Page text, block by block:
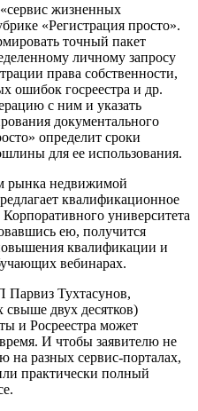
жизненных
«Регистрация просто».
точный пакет
личному запросу
права собственности,
ошибок госреестра и др.
с ним и указать
документального
определит сроки
для ее использования.
рынка недвижимой
квалификационное
университета
ею, получится
квалификации и
вебинарах.
Парвиз Тухтасунов,
свыше двух десятков)
и Росреестра может
И чтобы заявителю не
на разных сервис-порталах,
практически полный